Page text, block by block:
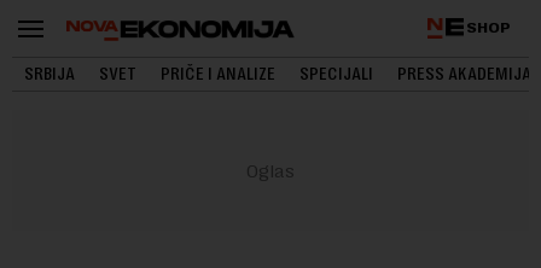
SHOP
SRBIJA SVET PRIČE I ANALIZE SPECIJALI PRESS AKADEMIJA